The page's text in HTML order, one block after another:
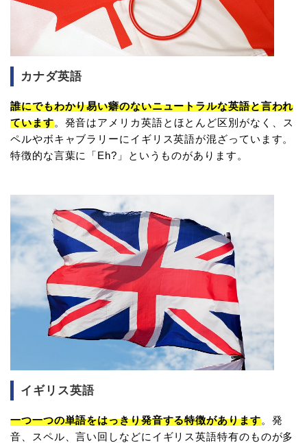
カナダ英語
誰にでもわかり易い癖のないニュートラルな英語と言われ
ています。発音はアメリカ英語とほとんど区別がなく、ス
ペルやボキャブラリーにイギリス英語が混ざっています。
特徴的な言葉に「Eh?」というものがあります。
イギリス英語
一つ一つの単語をはっきり発音する特徴があります。発
音、スペル、言い回しなどにイギリス英語特有のものが多